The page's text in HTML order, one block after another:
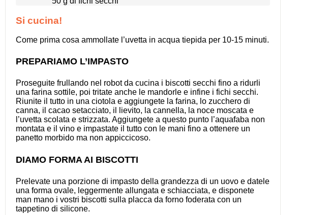
Si cucina!
Come prima cosa ammollate l’uvetta in acqua tiepida per 10-15 minuti.
PREPARIAMO L’IMPASTO
Proseguite frullando nel robot da cucina i biscotti secchi fino a ridurli
una farina sottile, poi tritate anche le mandorle e infine i fichi secchi.
Riunite il tutto in una ciotola e aggiungete la farina, lo zucchero di
canna, il cacao setacciato, il lievito, la cannella, la noce moscata e
l’uvetta scolata e strizzata. Aggiungete a questo punto l’aquafaba non
montata e il vino e impastate il tutto con le mani fino a ottenere un
panetto morbido ma non appiccicoso.
DIAMO FORMA AI BISCOTTI
Prelevate una porzione di impasto della grandezza di un uovo e datele
una forma ovale, leggermente allungata e schiacciata, e disponete
man mano i vostri biscotti sulla placca da forno foderata con un
tappetino di silicone.